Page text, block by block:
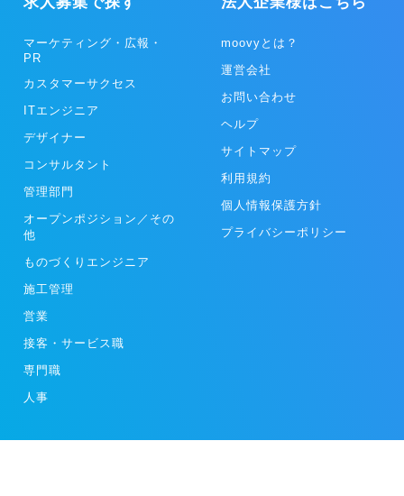
マーケティング・広報・
PR
カスタマーサクセス
ITエンジニア
デザイナー
コンサルタント
管理部門
オープンポジション／その
他
ものづくりエンジニア
施工管理
営業
接客・サービス職
専門職
人事
moovyとは？
運営会社
お問い合わせ
ヘルプ
サイトマップ
利用規約
個人情報保護方針
プライバシーポリシー